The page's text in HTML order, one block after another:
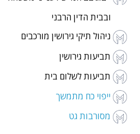
ובבית הדין הרבני
ניהול תיקי גירושין מורכבים
תביעות גירושין
תביעות לשלום בית
ייפוי כח מתמשך
מסורבות גט